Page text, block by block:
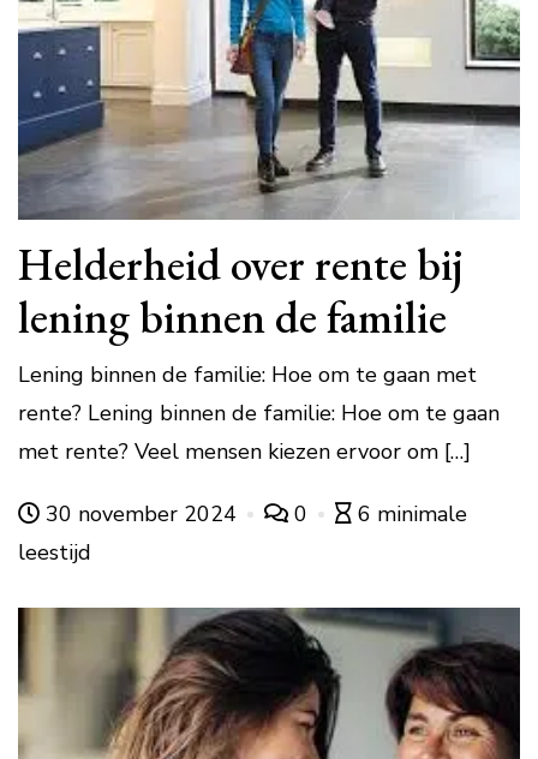
Helderheid over rente bij
lening binnen de familie
Lening binnen de familie: Hoe om te gaan met
rente? Lening binnen de familie: Hoe om te gaan
met rente? Veel mensen kiezen ervoor om […]
30 november 2024 0
6 minimale
leestijd